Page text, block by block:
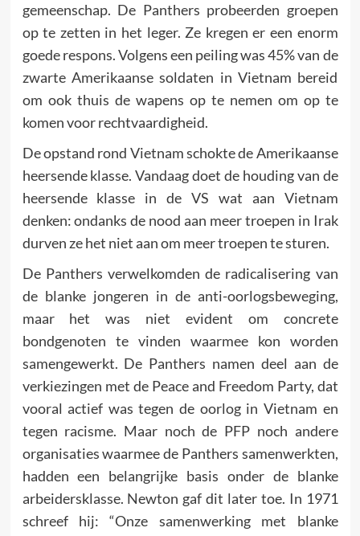
gemeenschap. De Panthers probeerden groepen
op te zetten in het leger. Ze kregen er een enorm
goede respons. Volgens een peiling was 45% van de
zwarte Amerikaanse soldaten in Vietnam bereid
om ook thuis de wapens op te nemen om op te
komen voor rechtvaardigheid.
De opstand rond Vietnam schokte de Amerikaanse
heersende klasse. Vandaag doet de houding van de
heersende klasse in de VS wat aan Vietnam
denken: ondanks de nood aan meer troepen in Irak
durven ze het niet aan om meer troepen te sturen.
De Panthers verwelkomden de radicalisering van
de blanke jongeren in de anti-oorlogsbeweging,
maar het was niet evident om concrete
bondgenoten te vinden waarmee kon worden
samengewerkt. De Panthers namen deel aan de
verkiezingen met de Peace and Freedom Party, dat
vooral actief was tegen de oorlog in Vietnam en
tegen racisme. Maar noch de PFP noch andere
organisaties waarmee de Panthers samenwerkten,
hadden een belangrijke basis onder de blanke
arbeidersklasse. Newton gaf dit later toe. In 1971
schreef hij: “Onze samenwerking met blanke